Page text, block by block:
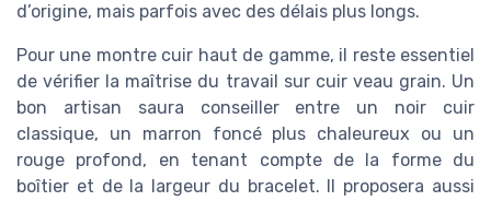
d’origine, mais parfois avec des délais plus longs.
Pour une montre cuir haut de gamme, il reste essentiel
de vérifier la maîtrise du travail sur cuir veau grain. Un
bon artisan saura conseiller entre un noir cuir
classique, un marron foncé plus chaleureux ou un
rouge profond, en tenant compte de la forme du
boîtier et de la largeur du bracelet. Il proposera aussi